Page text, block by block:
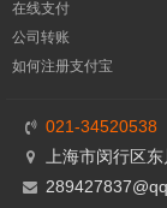
在线支付
公司转账
如何注册支付宝
021-34520538
上海市闵行区